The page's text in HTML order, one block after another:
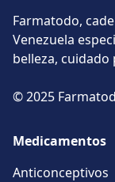
Farmatodo,
Venezuela
belleza, cuidado
© 2025
Medicamentos
Anticonceptivos